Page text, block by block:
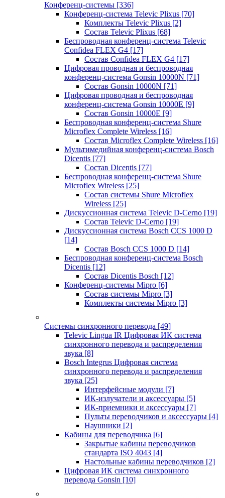
Конференц-системы [336]
Конференц-система Televic Plixus [70]
Комплекты Televic Plixus [2]
Состав Televic Plixus [68]
Беспроводная конференц-система Televic
Confidea FLEX G4 [17]
Состав Confidea FLEX G4 [17]
Цифровая проводная и беспроводная
конференц-система Gonsin 10000N [71]
Состав Gonsin 10000N [71]
Цифровая проводная и беспроводная
конференц-система Gonsin 10000E [9]
Состав Gonsin 10000E [9]
Беспроводная конференц-система Shure
Microflex Complete Wireless [16]
Состав Microflex Complete Wireless [16]
Мультимедийная конференц-система Bosch
Dicentis [77]
Состав Dicentis [77]
Беспроводная конференц-система Shure
Microflex Wireless [25]
Состав системы Shure Microflex
Wireless [25]
Дискуссионная система Televic D-Cerno [19]
Состав Televic D-Cerno [19]
Дискуссионная система Bosch CCS 1000 D
[14]
Состав Bosch CCS 1000 D [14]
Беспроводная конференц-система Bosch
Dicentis [12]
Состав Dicentis Bosch [12]
Конференц-системы Mipro [6]
Состав системы Mipro [3]
Комплекты системы Mipro [3]
Системы синхронного перевода [49]
Televic Lingua IR Цифровая ИК система
синхронного перевода и распределения
звука [8]
Bosch Integrus Цифровая система
синхронного перевода и распределения
звука [25]
Интерфейсные модули [7]
ИК-излучатели и аксессуары [5]
ИК-приемники и аксессуары [7]
Пульты переводчиков и аксессуары [4]
Наушники [2]
Кабины для переводчика [6]
Закрытые кабины переводчиков
стандарта ISO 4043 [4]
Настольные кабины переводчиков [2]
Цифровая ИК система синхронного
перевода Gonsin [10]